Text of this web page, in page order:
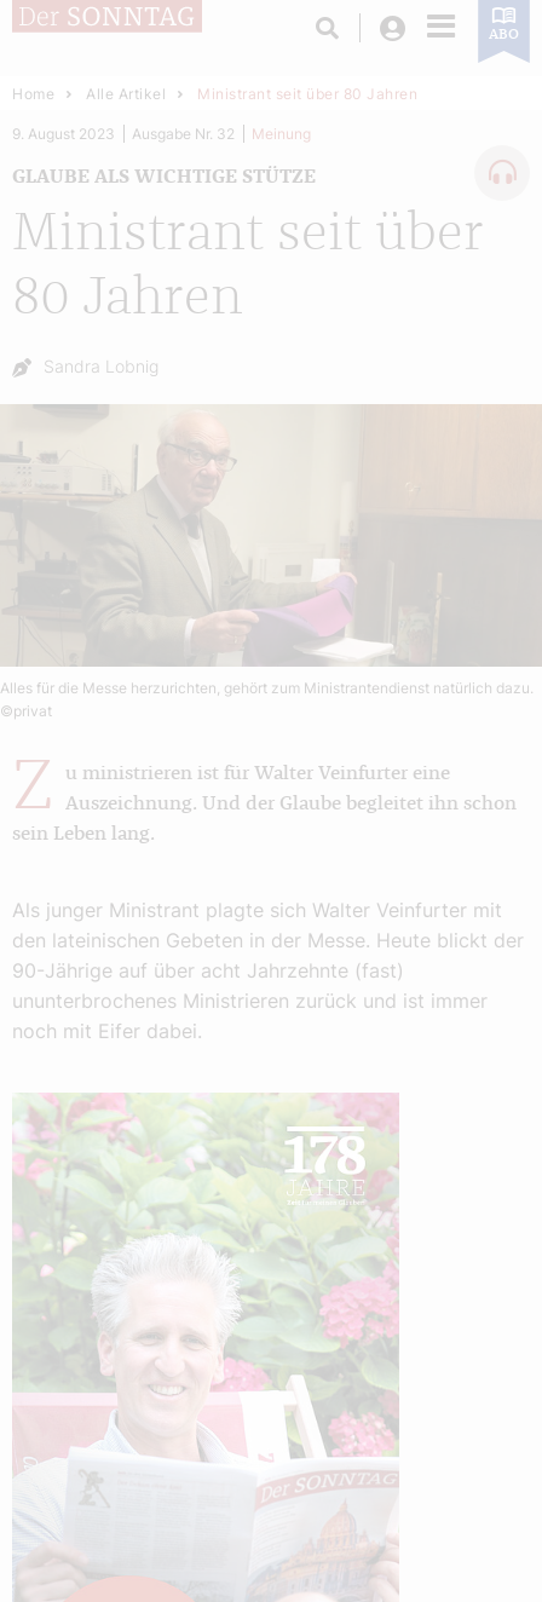
Login ABO
Home Alle Artikel Ministrant seit über 80 Jahren
Ministrant seit über
80 Jahren
GLAUBE ALS WICHTIGE STÜTZE
9. August 2023 Ausgabe Nr. 32 Meinung
Autor:
Sandra Lobnig
Alles für die Messe herzurichten, gehört zum Ministrantendienst natürlich dazu.
©privat
Z
u ministrieren ist für Walter Veinfurter eine
Auszeichnung. Und der Glaube begleitet ihn schon
sein Leben lang.
Als junger Ministrant plagte sich Walter Veinfurter mit
den lateinischen Gebeten in der Messe. Heute blickt der
90-Jährige auf über acht Jahrzehnte (fast)
ununterbrochenes Ministrieren zurück und ist immer
noch mit Eifer dabei.